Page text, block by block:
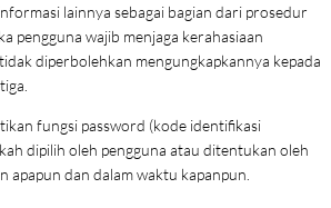
lainnya sebagai bagian dari prosedur
pengguna wajib menjaga kerahasiaan
diperbolehkan mengungkapkannya kepada
fungsi password (kode identifikasi
dipilih oleh pengguna atau ditentukan oleh
apapun dan dalam waktu kapanpun.